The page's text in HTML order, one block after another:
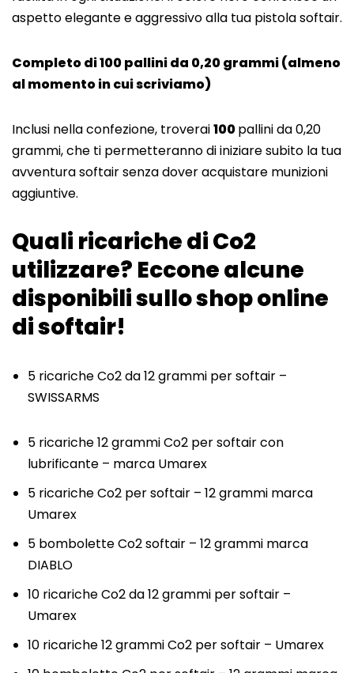
aspetto elegante e aggressivo alla tua pistola softair.
Completo di 100 pallini da 0,20 grammi (almeno
al momento in cui scriviamo)
Inclusi nella confezione, troverai100pallini da 0,20
grammi, che ti permetteranno di iniziare subito la tua
avventura softair senza dover acquistare munizioni
aggiuntive.
Quali ricariche di Co2
utilizzare? Eccone alcune
disponibili sullo shop online
di softair!
5 ricariche Co2 da 12 grammi per softair –
SWISSARMS
5 ricariche 12 grammi Co2 per softair con
lubrificante – marca Umarex
5 ricariche Co2 per softair – 12 grammi marca
Umarex
5 bombolette Co2 softair – 12 grammi marca
DIABLO
10 ricariche Co2 da 12 grammi per softair –
Umarex
10 ricariche 12 grammi Co2 per softair – Umarex